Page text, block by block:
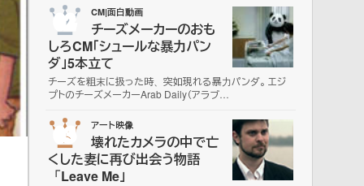
02 CM|面白動画
チーズメーカーのおも
しろCM「シュールな暴力パン
ダ」5本立て
チーズを粗末に扱った時、突如現れる暴力パンダ。 エジ
プトのチーズメーカーArab Daily（アラブ…
03 アート映像
壊れたカメラの中で亡
くした妻に再び出会う物語
「Leave Me」